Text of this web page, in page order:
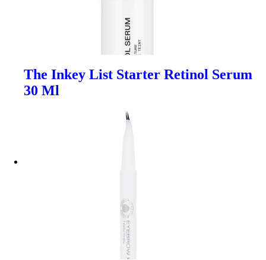
The Inkey List Starter Retinol Serum
30 Ml